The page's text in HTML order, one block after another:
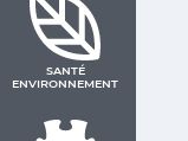
SANTÉ
ENVIRONNEMENT